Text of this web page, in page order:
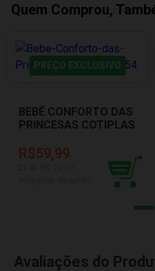
Quem Comprou,
PREÇO EXCLUSIVO
BEBÊ CONFORTO DAS
PRINCESAS COTIPLAS
R$59,99
Avaliações do